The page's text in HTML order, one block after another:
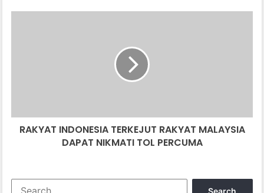
PERCUMA
RAKYAT INDONESIA TERKEJUT RAKYAT MALAYSIA
DAPAT NIKMATI TOL PERCUMA